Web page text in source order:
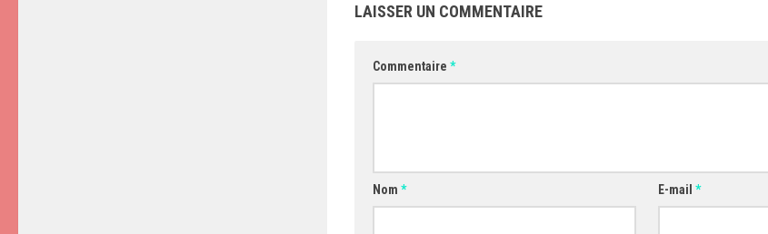
LAISSER UN COMMENTAIRE
Commentaire *
Nom * E-mail*